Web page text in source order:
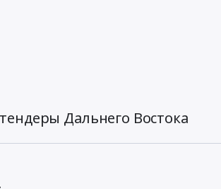
Дальнего Востока